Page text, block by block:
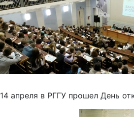
14 апреля в РГГУ прошел День